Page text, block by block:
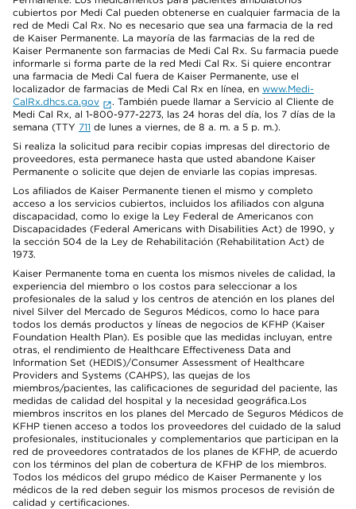
cubiertos por Medi Cal pueden obtenerse en cualquier farmacia de la
red de Medi Cal Rx. No es necesario que sea una farmacia de la red
de Kaiser Permanente. La mayoría de las farmacias de la red de
Kaiser Permanente son farmacias de Medi Cal Rx. Su farmacia puede
informarle si forma parte de la red Medi Cal Rx. Si quiere encontrar
una farmacia de Medi Cal fuera de Kaiser Permanente, use el
localizador de farmacias de Medi Cal Rx en línea, en www.Medi-
CalRx.dhcs.ca.gov
. También puede llamar a Servicio al Cliente de
Medi Cal Rx, al 1-800-977-2273, las 24 horas del día, los 7 días de la
semana (TTY 711 de lunes a viernes, de 8 a. m. a 5 p. m.).
Si realiza la solicitud para recibir copias impresas del directorio de
proveedores, esta permanece hasta que usted abandone Kaiser
Permanente o solicite que dejen de enviarle las copias impresas.
Los afiliados de Kaiser Permanente tienen el mismo y completo
acceso a los servicios cubiertos, incluidos los afiliados con alguna
discapacidad, como lo exige la Ley Federal de Americanos con
Discapacidades (Federal Americans with Disabilities Act) de 1990, y
la sección 504 de la Ley de Rehabilitación (Rehabilitation Act) de
1973.
Kaiser Permanente toma en cuenta los mismos niveles de calidad, la
experiencia del miembro o los costos para seleccionar a los
profesionales de la salud y los centros de atención en los planes del
nivel Silver del Mercado de Seguros Médicos, como lo hace para
todos los demás productos y líneas de negocios de KFHP (Kaiser
Foundation Health Plan). Es posible que las medidas incluyan, entre
otras, el rendimiento de Healthcare Effectiveness Data and
Information Set (HEDIS)/Consumer Assessment of Healthcare
Providers and Systems (CAHPS), las quejas de los
miembros/pacientes, las calificaciones de seguridad del paciente, las
medidas de calidad del hospital y la necesidad geográfica.Los
miembros inscritos en los planes del Mercado de Seguros Médicos de
KFHP tienen acceso a todos los proveedores del cuidado de la salud
profesionales, institucionales y complementarios que participan en la
red de proveedores contratados de los planes de KFHP, de acuerdo
con los términos del plan de cobertura de KFHP de los miembros.
Todos los médicos del grupo médico de Kaiser Permanente y los
médicos de la red deben seguir los mismos procesos de revisión de
calidad y certificaciones.